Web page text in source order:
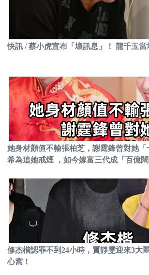
快訊 / 蔡小虎宣布「壞訊息」！ 龍千玉當
她身材顏值不輸張柏芝，謝霆鋒曾對她
希為追她戒煙 ，如今嫁富三代成「百億
修杰楷認罪不到24小時，賈靜雯迎來3大
心窩！